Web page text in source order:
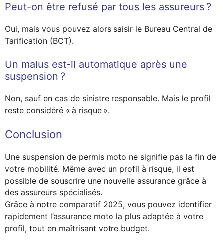
Peut-on être refusé par tous les assureurs ?
Oui, mais vous pouvez alors saisir le Bureau Central de
Tarification (BCT).
Un malus est-il automatique après une
suspension ?
Non, sauf en cas de sinistre responsable. Mais le profil
reste considéré « à risque ».
Conclusion
Une suspension de permis moto ne signifie pas la fin de
votre mobilité. Même avec un profil à risque, il est
possible de souscrire une nouvelle assurance grâce à
des assureurs spécialisés.
Grâce à notre comparatif 2025, vous pouvez identifier
rapidement l’assurance moto la plus adaptée à votre
profil, tout en maîtrisant votre budget.